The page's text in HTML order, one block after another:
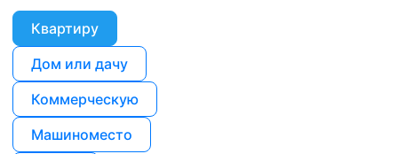
Квартиру
Дом или дачу
Коммерческую
Машиноместо